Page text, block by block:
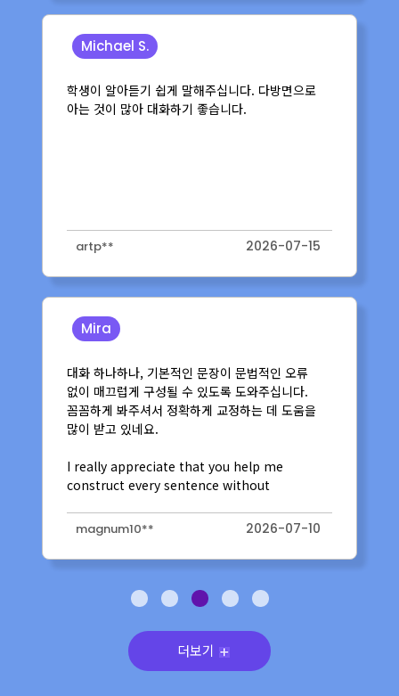
Samantha
에너지가 넘치고 매우 논리적입니다. 숙제를
리뷰해줄 때 단순히 틀린 문법이나 용례를 알려줄
nuguri** 2026-07-01
Michael S.
꽤 오랜시간 함께 해오고 있는데, 꼼꼼하고
차분하게 나의 부족함을 알려주고 하나라도 더
알려주려고 합니다. 그리고 강사님의 다양한 지식이
language뿐 아니라 서양문화 이해에도 도움이
nuguri** 2026-07-01
더보기